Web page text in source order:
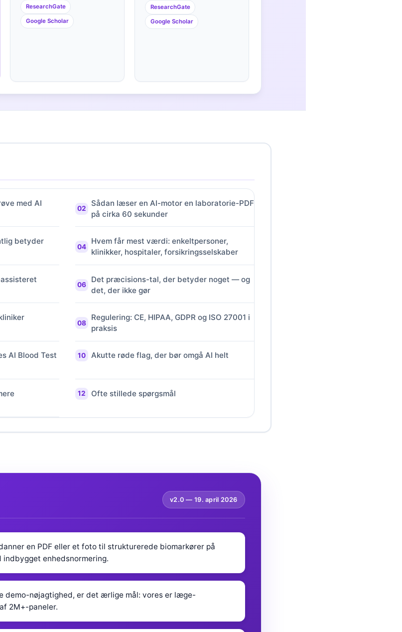
ResearchGate
Google Scholar
ResearchGate
Google Scholar
med AI
Sådan læser en AI-motor en laboratorie-PDF
på cirka 60 sekunder
betyder
Hvem får mest værdi: enkeltpersoner,
klinikker, hospitaler, forsikringsselskaber
Det præcisions-tal, der betyder noget — og
det, der ikke gør
Regulering: CE, HIPAA, GDPR og ISO 27001 i
praksis
AI Blood Test
Akutte røde flag, der bør omgå AI helt
Ofte stillede spørgsmål
v2.0 —19. april 2026
en PDF eller et foto til strukturerede biomarkører på
indbygget enhedsnormering.
demo-nøjagtighed, er det ærlige mål: vores er læge-
2M+-paneler.